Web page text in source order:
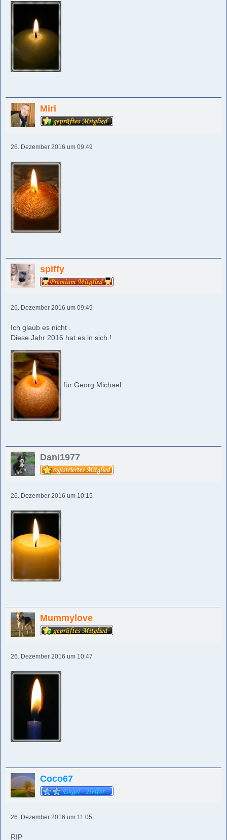
Miri
26. Dezember 2016 um 09:49
spiffy
26. Dezember 2016 um 09:49
Ich glaub es nicht .
Diese Jahr 2016 hat es in sich !
für Georg Michael
Dani1977
26. Dezember 2016 um 10:15
Mummylove
26. Dezember 2016 um 10:47
Coco67
26. Dezember 2016 um 11:05
RIP